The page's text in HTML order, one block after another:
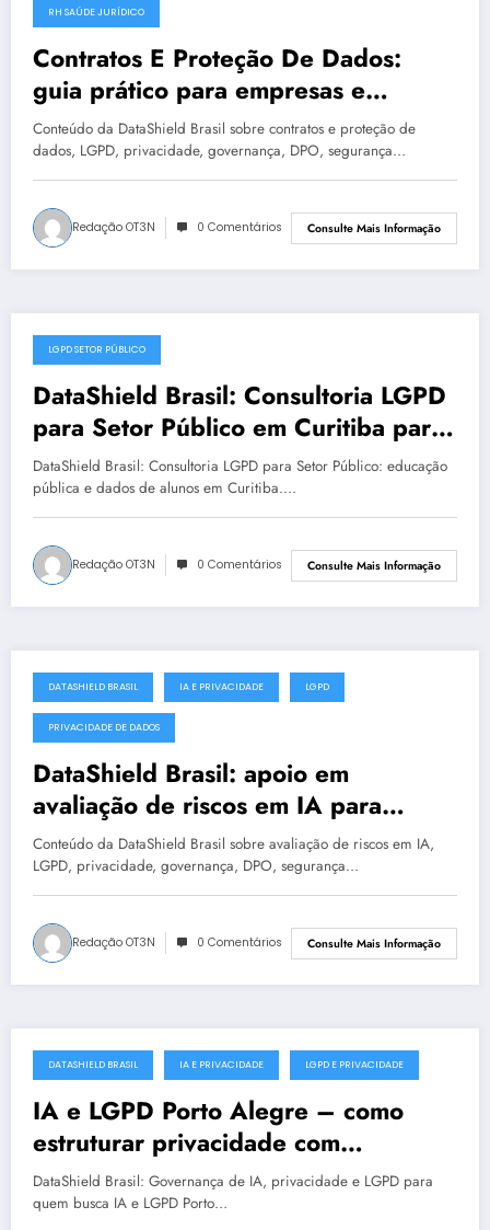
RH SAÚDE JURÍDICO
Contratos E Proteção De Dados:
guia prático para empresas e
instituições | DataShield Brasil
#0400
Conteúdo da DataShield Brasil sobre contratos e proteção de
dados, LGPD, privacidade, governança, DPO, segurança…
Redação OT3N 0 Comentários Consulte Mais Informação
julho 19, 2025
LGPD SETOR PÚBLICO
DataShield Brasil: Consultoria LGPD
para Setor Público em Curitiba para
LGPD no setor público | Série
DataShield 127
DataShield Brasil: Consultoria LGPD para Setor Público: educação
pública e dados de alunos em Curitiba.…
Redação OT3N 0 Comentários Consulte Mais Informação
julho 18, 2025
DATASHIELD BRASIL IA E PRIVACIDADE LGPD
PRIVACIDADE DE DADOS
DataShield Brasil: apoio em
avaliação de riscos em IA para
organizações em Natal #0018
Conteúdo da DataShield Brasil sobre avaliação de riscos em IA,
LGPD, privacidade, governança, DPO, segurança…
Redação OT3N 0 Comentários Consulte Mais Informação
julho 18, 2025
DATASHIELD BRASIL IA E PRIVACIDADE LGPD E PRIVACIDADE
IA e LGPD Porto Alegre – como
estruturar privacidade com
segurança
DataShield Brasil: Governança de IA, privacidade e LGPD para
quem busca IA e LGPD Porto…